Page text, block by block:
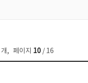
개, 페이지 10 / 16